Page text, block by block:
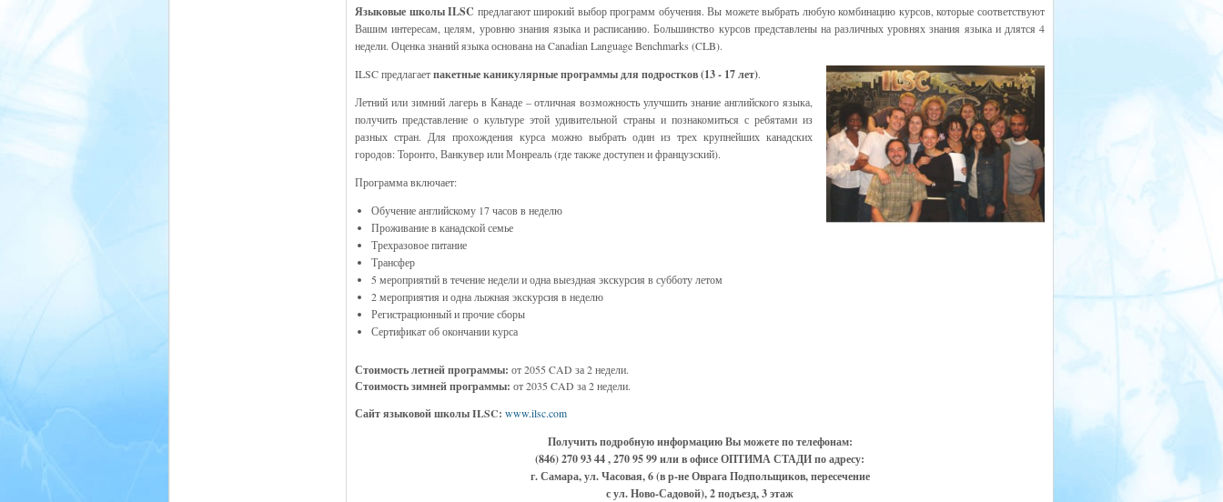
Языковые школы ILSC предлагают широкий выбор программ обучения. Вы можете выбрать любую комбинацию курсов, которые соответствуют
Вашим интересам, целям, уровню знания языка и расписанию. Большинство курсов представлены на различных уровнях знания языка и длятся 4
недели. Оценка знаний языка основана на Canadian Language Benchmarks (CLB).
ILSC предлагаетпакетные каникулярные программы для подростков (13 - 17 лет).
Летний или зимний лагерь в Канаде – отличная возможность улучшить знание английского языка,
получить представление о культуре этой удивительной страны и познакомиться с ребятами из
разных стран. Для прохождения курса можно выбрать один из трех крупнейших канадских
городов: Торонто, Ванкувер или Монреаль (где также доступен и французский).
Программа включает:
Обучение английскому 17 часов в неделю
Проживание в канадской семье
Трехразовое питание
Трансфер
5 мероприятий в течение недели и одна выездная экскурсия в субботу летом
2 мероприятия и одна лыжная экскурсия в неделю
Регистрационный и прочие сборы
Сертификат об окончании курса
Стоимость летней программы: от 2055 CAD за 2 недели.
Стоимость зимней программы: от 2035 CAD за 2 недели.
Сайт языковой школы ILSC: www.ilsc.com
Получить подробную информацию Вы можете по телефонам:
(846) 270 93 44 , 270 95 99 или в офисе ОПТИМА СТАДИ по адресу:
г. Самара, ул. Часовая, 6 (в р-не Оврага Подпольщиков, пересечение
с ул. Ново-Садовой), 2 подъезд, 3 этаж